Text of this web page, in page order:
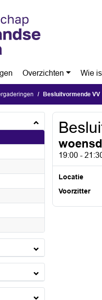
Overzichten Wie
Besluitvormende VV
19:00 -
Locatie
Voorzitter